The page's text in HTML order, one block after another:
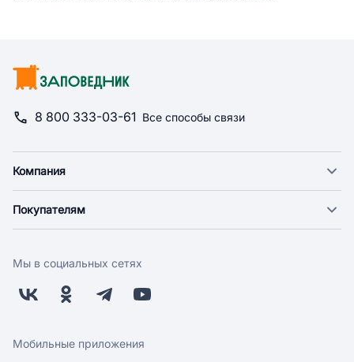
8 800 333-03-61 Все способы связи
Компания
Новости
Поставщикам
Заводчикам
Обратная связь
Покупателям
Оплата
Бонусная программа
Скидки и акции
Мы в социальных сетях
Мобильные приложения